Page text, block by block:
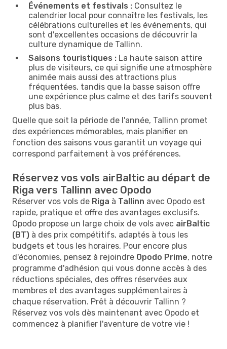
Événements et festivals : Consultez le
calendrier local pour connaître les festivals, les
célébrations culturelles et les événements, qui
sont d'excellentes occasions de découvrir la
culture dynamique de Tallinn.
Saisons touristiques : La haute saison attire
plus de visiteurs, ce qui signifie une atmosphère
animée mais aussi des attractions plus
fréquentées, tandis que la basse saison offre
une expérience plus calme et des tarifs souvent
plus bas.
Quelle que soit la période de l'année, Tallinn promet
des expériences mémorables, mais planifier en
fonction des saisons vous garantit un voyage qui
correspond parfaitement à vos préférences.
Réservez vos vols airBaltic au départ de
Riga vers Tallinn avec Opodo
Réserver vos vols de Riga à Tallinn avec Opodo est
rapide, pratique et offre des avantages exclusifs.
Opodo propose un large choix de vols avec airBaltic
(BT) à des prix compétitifs, adaptés à tous les
budgets et tous les horaires. Pour encore plus
d'économies, pensez à rejoindre Opodo Prime, notre
programme d'adhésion qui vous donne accès à des
réductions spéciales, des offres réservées aux
membres et des avantages supplémentaires à
chaque réservation. Prêt à découvrir Tallinn ?
Réservez vos vols dès maintenant avec Opodo et
commencez à planifier l'aventure de votre vie !